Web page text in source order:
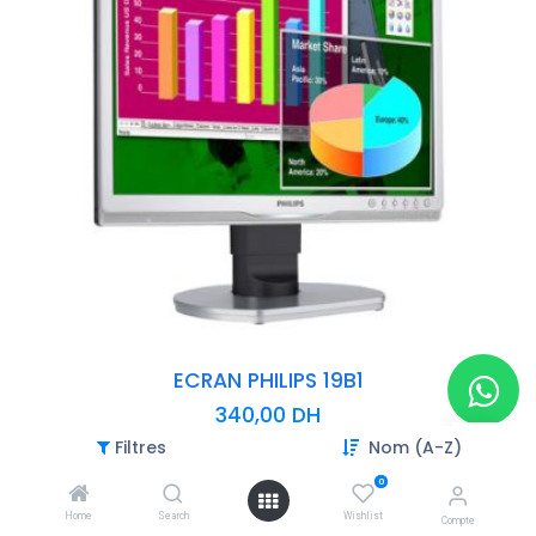
Filtres Nom (A-Z)
Home Search
0
Wishlist Compte
ECRAN PHILIPS 19B1
340,00 DH
- Taille de l'écran (pouces): 19,00 "
- Résolution de l'écran: 1280 x 1024
- Taux de rafraîchissement: 60,00 Hz